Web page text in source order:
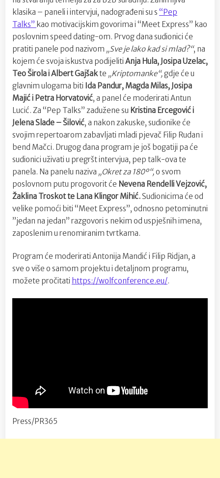
klasika – paneli i intervjui, nadograđeni su s “Pep
Talks” kao motivacijskim govorima i “Meet Express” kao
poslovnim speed dating-om. Prvog dana sudionici će
pratiti panele pod nazivom „Sve je lako kad si mlad?“, na
kojem će svoja iskustva podijeliti Anja Hula, Josipa Uzelac,
Teo Širola i Albert Gajšakte „Kriptomanke“, gdje će u
glavnim ulogama biti Ida Pandur, Magda Milas, Josipa
Majić i Petra Horvatović, a panel će moderirati Antun
Lucić. Za “Pep Talks” zadužene su Kristina Ercegović i
Jelena Slade – Šilović, a nakon zakuske, sudionike će
svojim repertoarom zabavljati mladi pjevač Filip Rudan i
bend Mačci. Drugog dana program je još bogatiji pa će
sudionici uživati u pregršt intervjua, pep talk-ova te
panela. Na panelu naziva „Okret za 180º“, o svom
poslovnom putu progovorit će Nevena Rendelli Vejzović,
Žaklina Troskot te Lana Klingor Mihić.Sudionicima će od
velike pomoći biti “Meet Express”, odnosno petominutni
”jedan na jedan” razgovori s nekim od uspješnih imena,
zaposlenim u renomiranim tvrtkama.
Program će moderirati Antonija Mandić i Filip Ridjan, a
sve o više o samom projektu i detaljnom programu,
možete pročitati https://wolfconference.eu/.
Press/PR365